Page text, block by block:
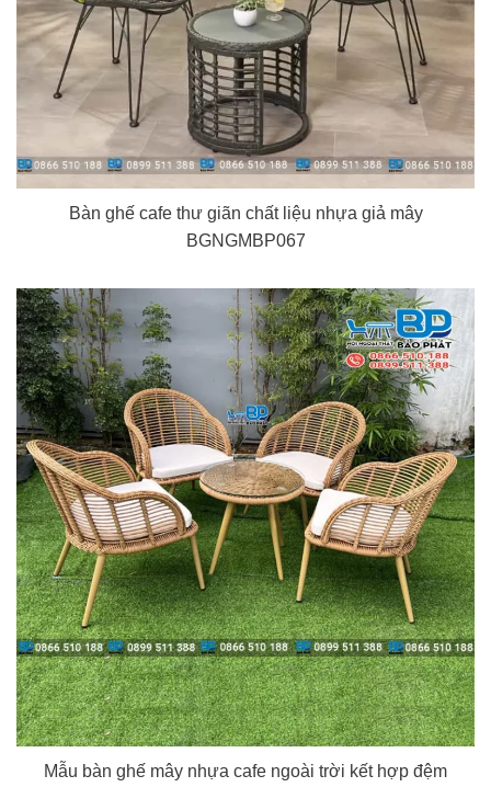
Bàn ghế cafe thư giãn chất liệu nhựa giả mây
BGNGMBP067
Mẫu bàn ghế mây nhựa cafe ngoài trời kết hợp đệm